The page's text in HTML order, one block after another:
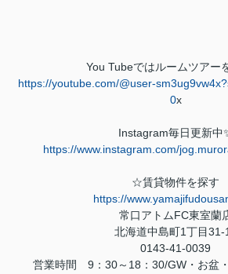
You Tubeではルームツアー
https://youtube.com/@user-
0x
Instagram毎日更新中
https://www.instagram.com/
☆賃貸物件を探す
https://
常口アトムFC東室蘭
北海道中島町1丁目31-
0143-41-0039
営業時間 9 ： 30～ 18 ： 30/GW ・お盆